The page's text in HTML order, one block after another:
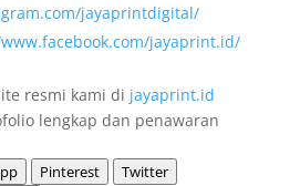
jayaprintdigital/
jayaprint.id/
resmi kami di jayaprint.id
lengkap dan penawaran
Pinterest
Twitter